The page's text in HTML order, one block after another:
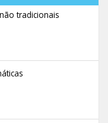
tradicionais